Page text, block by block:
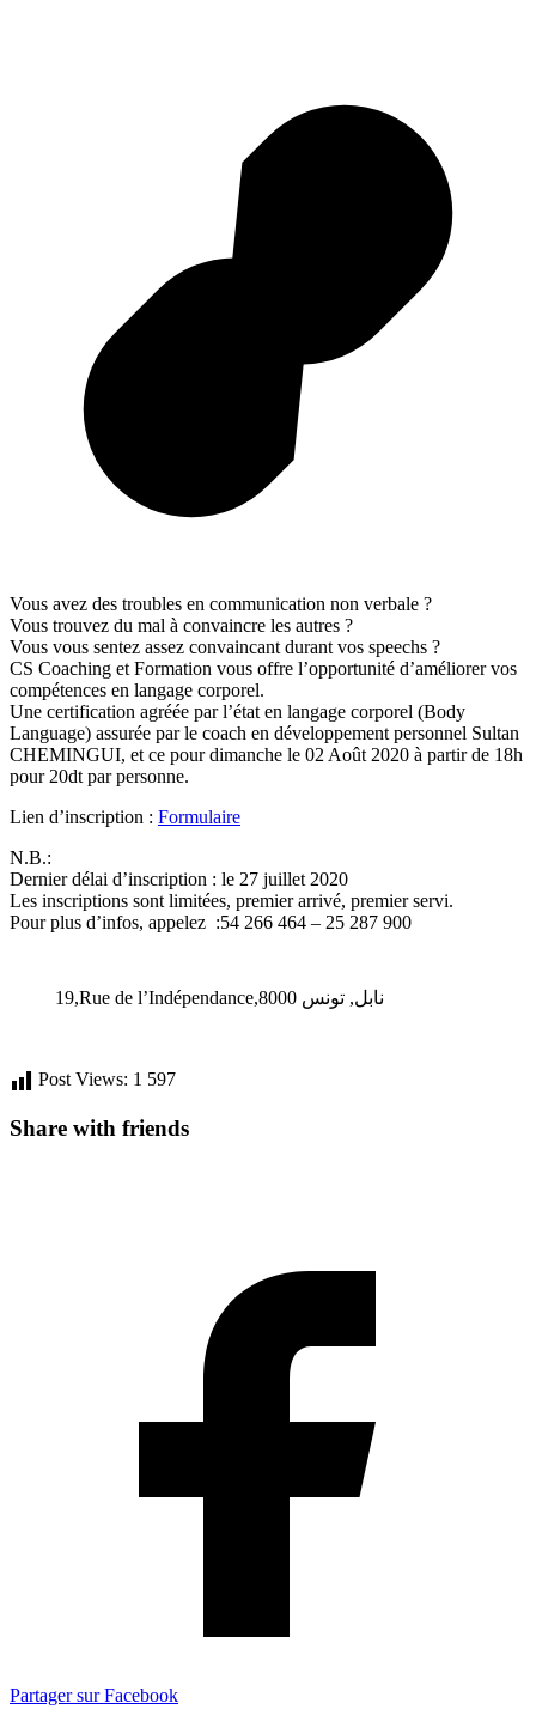
Vous avez des troubles en communication non verbale ?
Vous trouvez du mal à convaincre les autres ?
Vous vous sentez assez convaincant durant vos speechs ?
CS Coaching et Formation vous offre l’opportunité d’améliorer vos
compétences en langage corporel.
Une certification agréée par l’état en langage corporel (Body
Language) assurée par le coach en développement personnel Sultan
CHEMINGUI, et ce pour dimanche le 02 Août 2020 à partir de 18h
pour 20dt par personne.
Lien d’inscription : Formulaire
N.B.:
Dernier délai d’inscription : le 27 juillet 2020
Les inscriptions sont limitées, premier arrivé, premier servi.
Pour plus d’infos, appelez :54 266 464 – 25 287 900
19,Rue de l’Indépendance,نابل, تونس 8000
Post Views: 1 597
Share with friends
Partager sur Facebook